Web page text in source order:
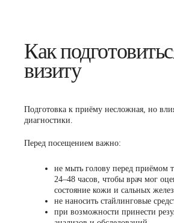
Как
визиту
Подготовка к приёму несложная, но
диагностики.
Перед посещением важно:
не мыть голову перед приёмом
24–48 часов, чтобы врач мог
состояние кожи и сальных желез
не наносить стайлинговые
при возможности принести